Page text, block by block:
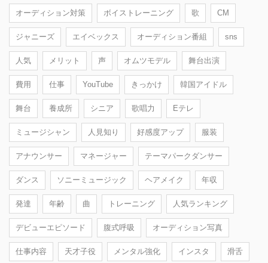
オーディション対策 ボイストレーニング 歌 CM
ジャニーズ エイベックス オーディション番組 sns
人気 メリット 声 オムツモデル 舞台出演
費用 仕事 YouTube きっかけ 韓国アイドル
舞台 養成所 シニア 歌唱力 Eテレ
ミュージシャン 人見知り 好感度アップ 服装
アナウンサー マネージャー テーマパークダンサー
ダンス ソニーミュージック ヘアメイク 年収
発達 年齢 曲 トレーニング 人気ランキング
デビューエピソード 腹式呼吸 オーディション写真
仕事内容 天才子役 メンタル強化 インスタ 滑舌